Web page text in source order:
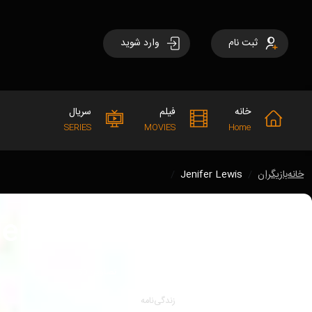
ثبت نام وارد شوید
خانه
Home
فیلم
MOVIES
سریال
SERIES
خانهبازیگران Jenifer Lewis
زندگی‌نامه